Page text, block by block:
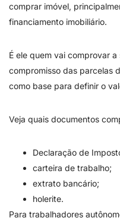
comprar imóvel,
financiamento imobiliário.
É ele quem vai comprovar
compromisso das parcelas
como base para definir o
Veja quais documentos
Declaração de
carteira de trabalho;
extrato bancário;
holerite.
Para trabalhadores